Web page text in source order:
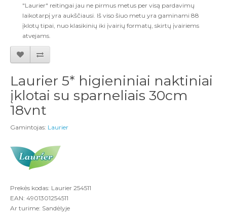
"Laurier" reitingai jau ne pirmus metus per visą pardavimų
laikotarpį yra aukščiausi. Iš viso šiuo metu yra gaminami 88
įklotų tipai, nuo klasikinių iki įvairių formatų, skirtų įvairiems
atvejams.
Laurier 5* higieniniai naktiniai
įklotai su sparneliais 30cm
18vnt
Gamintojas: Laurier
Prekės kodas: Laurier 254511
EAN: 4901301254511
Ar turime: Sandėlyje